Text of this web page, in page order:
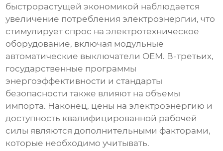
быстрорастущей экономикой наблюдается
увеличение потребления электроэнергии, что
стимулирует спрос на электротехническое
оборудование, включая модульные
автоматические выключатели OEM. В-третьих,
государственные программы
энергоэффективности и стандарты
безопасности также влияют на объемы
импорта. Наконец, цены на электроэнергию и
доступность квалифицированной рабочей
силы являются дополнительными факторами,
которые необходимо учитывать.